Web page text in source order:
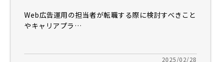
Web広告運用の担当者が転職する際に検討すべきこと
やキャリアプラ…
2025/02/28